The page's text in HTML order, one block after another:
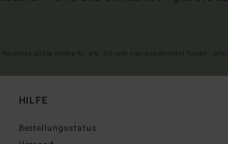
HILFE
Bestellungsstatus